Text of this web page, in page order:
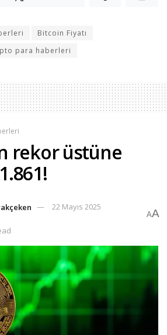
Bitcoin Fiyatı
para haberleri
rekor üstüne
22 Mayıs 2025
AA